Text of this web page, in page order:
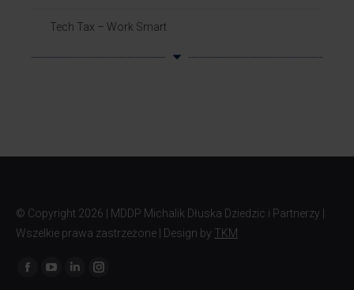
Tech Tax – Work Smart
© Copyright 2026 | MDDP Michalik Dłuska Dziedzic i Partnerzy |
Wszelkie prawa zastrzeżone | Design by TKM
Znajdź nas na: